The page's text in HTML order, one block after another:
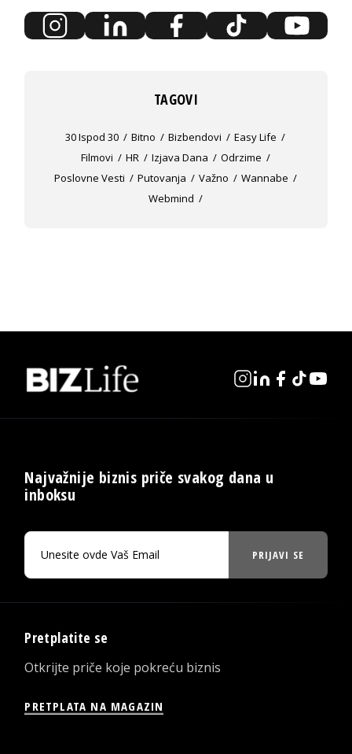
TAGOVI
30 Ispod 30 Bitno Bizbendovi
Easy Life
Filmovi
HR Izjava Dana
Odrzime
Poslovne Vesti
Putovanja Važno
Wannabe
Webmind
Najvažnije biznis priče svakog dana u
inboksu
PRIJAVI SE
Pretplatite se
Otkrijte priče koje pokreću biznis
PRETPLATA NA MAGAZIN